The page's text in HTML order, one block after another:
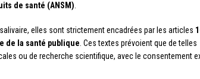
de santé (ANSM)
elles sont strictement encadrées par les articles
de la santé publique . Ces textes prévoient que de telles
ou de recherche scientifique, avec le consentement